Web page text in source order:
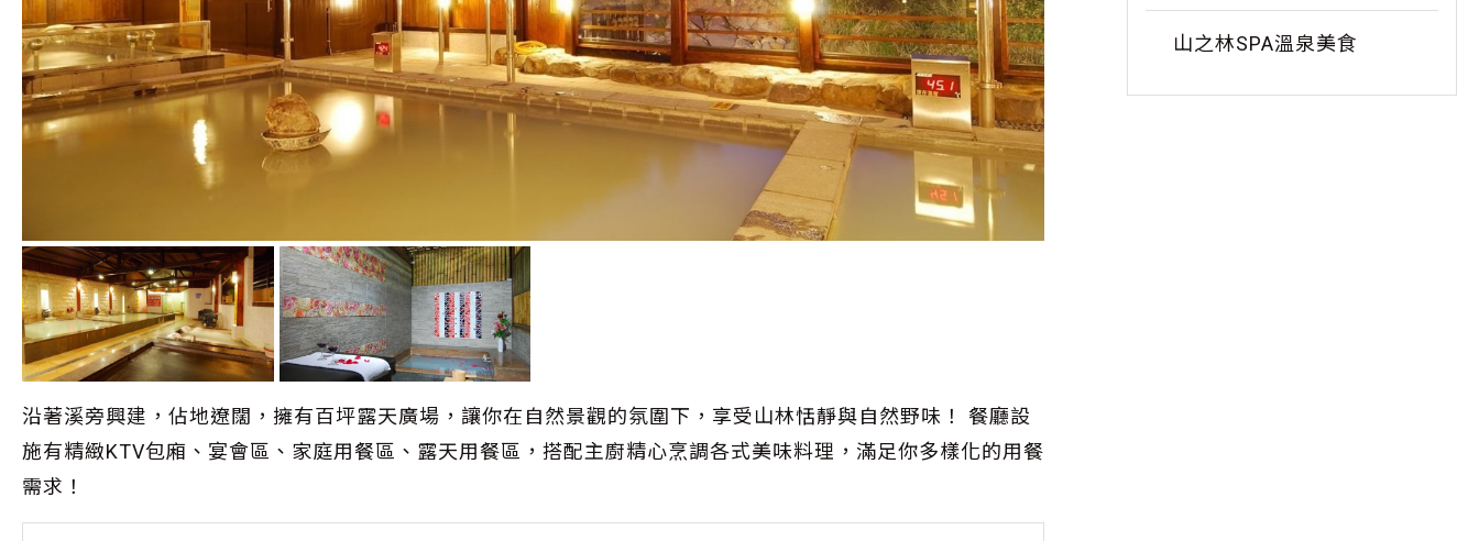
沿著溪旁興建，佔地遼闊，擁有百坪露天廣場，讓你在自然景觀的氛圍下，享受山林恬靜與自然野味！ 餐廳設
施有精緻KTV包廂、宴會區、家庭用餐區、露天用餐區，搭配主廚精心烹調各式美味料理，滿足你多樣化的用餐
需求！
山之林SPA溫泉美食